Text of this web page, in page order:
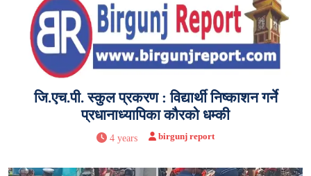
जि.एच.पी. स्कुल प्रकरण : विद्यार्थी निष्काशन गर्ने
प्रधानाध्यापिका कौरको धम्की
4 years birgunj report